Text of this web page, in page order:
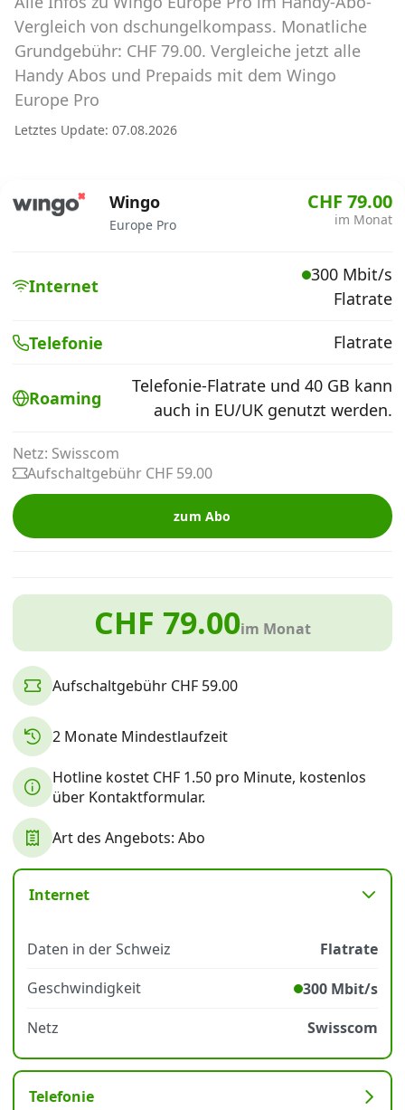
Abos für Tablets, Hotspots und Smart
Watches
Tarifrechner Handy-Abo
Der gute alte Tarifrechner im neuen Design
Alle Anbieter
Mobilfunknetz Schweiz
Handy-Abo kündigen oder
wechseln
Alle Mobile-Vergleiche
Internet, TV, Telefon
Aktionen
News
Forum
Über uns
Datenschutz·AGB·Impressum
Vergleich von dschungelkompass. Monatliche
Grundgebühr: CHF 79.00. Vergleiche jetzt alle
Handy Abos und Prepaids mit dem Wingo
Europe Pro
Letztes Update: 07.08.2026
Wingo
Europe Pro
CHF 79.00
im Monat
Internet
300 Mbit/s
Flatrate
Telefonie Flatrate
Roaming
Telefonie-Flatrate und 40 GB kann
auch in EU/UK genutzt werden.
Netz: Swisscom
Aufschaltgebühr CHF 59.00
zum Abo
CHF 79.00im Monat
Aufschaltgebühr CHF 59.00
2 Monate Mindestlaufzeit
Hotline kostet CHF 1.50 pro Minute, kostenlos
über Kontaktformular.
Art des Angebots: Abo
Internet
Daten in der Schweiz
Flatrate
Geschwindigkeit
300 Mbit/s
Netz
Swisscom
Telefonie